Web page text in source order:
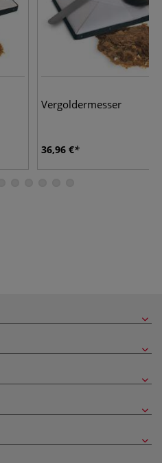
Vergoldermesser
36,96 €